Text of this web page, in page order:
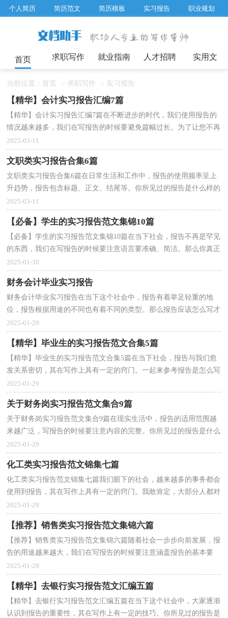
个人简历 简历范文 简历模板 实习报告 职业规划
工作总结 辞职报告
首页 求职写作 就业指南 人才招聘 实用文
当前位置： 首页 > 求职写作 > 实习报告
【精华】会计实习报告汇编7篇
【精华】会计实习报告汇编7篇在不断进步的时代，我们使用报告的
情况越来越多，我们在写报告的时候要避免篇幅过长。为了让您不再
为写报告头疼，以下是小编为大家整理的会计实习报...
2025-03-11
文职类实习报告合集6篇
文职类实习报告合集6篇在日常生活和工作中，报告的使用频率呈上
升趋势，报告包含标题、正文、结尾等。你所见过的报告是什么样的
呢？下面是小编为大家整理的文职类实习报告6篇，欢迎...
2025-03-11
【必备】学生的实习报告范文集锦10篇
【必备】学生的实习报告范文集锦10篇在当下社会，报告不再是罕见
的东西，我们在写报告的时候要注意语言要准确、简洁。那么你真正
懂得怎么写好报告吗？以下是小编整理的学生的实习...
2025-01-30
财务会计毕业实习报告
财务会计毕业实习报告在当下这个社会中，报告有着举足轻重的地
位，报告根据用途的不同也有着不同的类型。那么报告应该怎么写才
合适呢？下面是小编收集整理的财务会计毕业实习报告...
2025-01-29
【精华】毕业生的实习报告范文合集5篇
【精华】毕业生的实习报告范文合集5篇在当下社会，报告与我们愈
发关系密切，其在写作上具有一定的窍门。一起来参考报告是怎么写
的吧，下面是小编精心整理的毕业生的实习报告5篇，仅...
2025-01-29
关于财务岗实习报告范文集合9篇
关于财务岗实习报告范文集合9篇在现实生活中，报告的适用范围越
来越广泛，写报告的时候要注意内容的完整。你所见过的报告是什么
样的呢？以下是小编收集整理的财务岗实习报告9篇，供...
2025-01-29
化工类实习报告范文锦集七篇
化工类实习报告范文锦集七篇我们眼下的社会，越来越多的事务都会
使用到报告，其在写作上具有一定的窍门。我敢肯定，大部分人都对
写报告很是头疼的，下面是小编为大家收集的化工类实...
2025-01-29
【推荐】销售类实习报告范文集锦六篇
【推荐】销售类实习报告范文集锦六篇随着社会一步步向前发展，报
告的用途越来越大，我们在写报告的时候要注意涵盖报告的基本要
素。你还在对写报告感到一筹莫展吗？下面是小编整理...
2025-01-29
【精华】去银行实习报告范文汇编五篇
【精华】去银行实习报告范文汇编五篇在当下这个社会中，大家逐渐
认识到报告的重要性，其在写作上有一定的技巧。你所见过的报告是